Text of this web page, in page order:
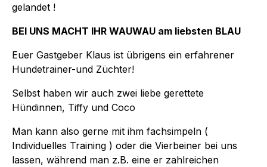
gelandet !
BEI UNS MACHT IHR WAUWAU am liebsten BLAU
Euer Gastgeber Klaus ist übrigens ein erfahrener
Hundetrainer-und Züchter!
Selbst haben wir auch zwei liebe gerettete
Hündinnen, Tiffy und Coco
Man kann also gerne mit ihm fachsimpeln (
Individuelles Training ) oder die Vierbeiner bei uns
lassen, während man z.B. eine er zahlreichen